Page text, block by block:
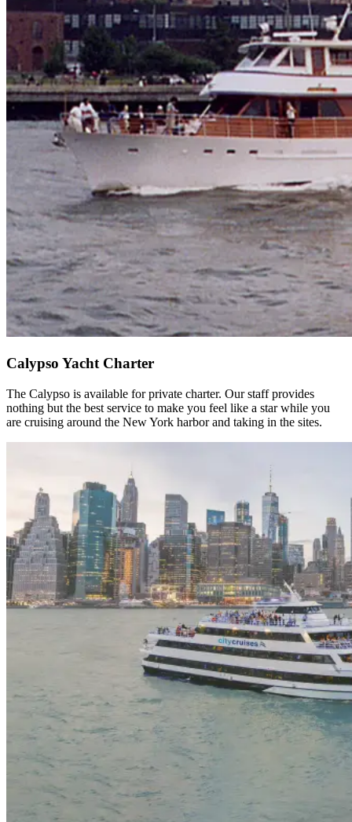
Calypso Yacht Charter​​​​‌ ‍ ​‍​‍‌‍ ‌ ​‍‌‍‍‌‌‍‌ ‌‍‍‌‌‍ ‍​‍​‍​ ‍‍​‍​‍‌ ​ ‌‍​‌‌‍ ‍‌‍‍‌‌ ‌​‌ ‍‌​‍ ‍‌‍‍‌‌‍ ​‍​‍​‍ ​​‍​‍‌‍‍​‌ ​‍‌‍‌‌‌‍‌‍​‍​‍​ ‍‍​‍​‍‌‍‍​‌ ‌​‌ ‌​‌ ​​‌ ​ ​ ‍‍​‍ ​‍ ‌‍​ ‌‍‍​‌‍‌‌‌‍ ​‌ ​ ‌‍‌‌‌‍​‌‌ ​​‌‍‍‌‌‍‌‌‌ ​‍‌ ​ ​‍ ‍‌ ​ ‌‍​‌‌‍ ‍‌‍‍‌‌ ‌​‌ ‍‌​‍ ‍‌ ​ ‌ ‌​‌ ‌‌‌‍‌​‌‍‍‌‌‍ ​‍ ‌‍‍‌‌‍ ‍‌ ‌​‌‍‌‌‌‍ ‍‌ ‌​​‍ ‌‍‌‌‌‍‌​‌‍‍‌‌ ‌​​‍ ‌‍ ‌‌‍ ‌‍‌​‌‍‌‌​ ‌‌ ​​‌ ​‍‌‍‌‌‌ ​ ‌‍‌‌‌‍ ‍‌ ‌​‌‍​‌‌ ‌​‌‍‍‌‌‍ ‌‍ ‍​ ‍ ‌‍‍‌‌‍‌​​ ‌​ ​‍​ ‌‌‌‍​ ‌‍‌‌​ ‌​‌‍​‍‌‍​‍‌‍​‌​‍ ‌​ ‌​​ ​​‌‍​‍​ ‌‍​‍ ‌​ ‌​‌‍‌‍‌‍​‌​ ‍​​‍ ‌‌‍​‌‌‍​‌‌‍‌‌​ ‍‌​‍ ‌​ ‌​​ ‌‌​ ‌ ​ ‌‌​ ‍‌​ ‌‌​ ‍‌‌‍​ ‌‍​‍​ ‌ ‌‍‌​​ ​ ​ ‍ ‌ ‌​‌ ‍‌‌ ​​‌‍‌‌​ ‌‌ ​​‌‍​‌‌‍‌ ‌‍‌‌​ ‍ ‌ ​​‌‍​‌‌ ‌​‌‍‍​​ ‌‌ ​​‌‍​‌‌‍‌ ‌‍‌‌‌​​‍‌ ‌‌‌‍‍‌‌‍ ​‌‍‌​‌‍‌‌‌ ​‍​‍‌‌​ ‌‌‌​​‍‌‌ ‌‍‍ ‌‍‌‌‌ ‍‌​‍‌‌​ ​ ‌​‌​​‍‌‌​ ​ ‌​‌​​‍‌‌​ ​‍​ ​‍​ ‍​​ ​ ‌‍​‍‌‍​‌​ ‍​​ ​ ‌‍‌​​ ‌ ​ ‍​​ ‍​​ ‍​‌‍​‍​‍‌‌​ ​‍​ ​‍​‍‌‌​ ‌‌‌​‌​​‍ ‍‌‍​ ‌‍​‌‌ ​‍‌‍ ‌ ‌‌‌ ​ ‌‍‌‌‌‍ ​‌​‍‌‌ ‌​‌‍‌‌‌‍ ‌‌ ​ ​‍‌‌​ ‌‌‌​​‍‌‌ ‌‍‍ ‌‍‌‌‌ ‍‌​‍‌‌​ ​ ‌​‌​​‍‌‌​ ​ ‌​‌​​‍‌‌​ ​‍​ ​‍‌‍‌‍​ ‌​​ ​‌​ ‌ ​ ​‌​ ​ ​ ‌​​ ‌​​ ​‌​ ​‌‌‍​ ​ ​ ​‍‌‌​ ​‍​ ​‍​‍‌‌​ ‌‌‌​‌​​‍ ‍‌‍​ ‌‍​‌‌ ​‍‌‍‌​‌‌‌​‌‍‍‌‌ ‌​‌‍ ​‌‍‌‌​ ‌‍​‍‌‍​‌‌ ​ ‌‍‌‌‌‌‌‌‌ ​‍‌‍ ​​ ‌‌‍‍​‌ ‌​‌ ‌​‌ ​​‌ ​ ​‍‌‌​ ​ ‌​​‌​‍‌‌​ ​‍‌​‌‍​‍‌‌​ ​‍‌​‌‍‌‍​ ‌‍‍​‌‍‌‌‌‍ ​‌ ​ ‌‍‌‌‌‍​‌‌ ​​‌‍‍‌‌‍‌‌‌ ​‍‌ ​ ​‍ ‍‌ ​ ‌‍​‌‌‍ ‍‌‍‍‌‌ ‌​‌ ‍‌​‍ ‍‌ ​ ‌ ‌​‌ ‌‌‌‍‌​‌‍‍‌‌‍ ​‍‌‍‌‍‍‌‌‍‌​​ ‌​ ​‍​ ‌‌‌‍​ ‌‍‌‌​ ‌​‌‍​‍‌‍​‍‌‍​‌​‍ ‌​ ‌​​ ​​‌‍​‍​ ‌‍​‍ ‌​ ‌​‌‍‌‍‌‍​‌​ ‍​​‍ ‌‌‍​‌‌‍​‌‌‍‌‌​ ‍‌​‍ ‌​ ‌​​ ‌‌​ ‌ ​ ‌‌​ ‍‌​ ‌‌​ ‍‌‌‍​ ‌‍​‍​ ‌ ‌‍‌​​ ​ ​‍‌‍‌ ‌​‌ ‍‌‌ ​​‌‍‌‌​ ‌‌ ​​‌‍​‌‌‍‌ ‌‍‌‌​‍‌‍‌ ​​‌‍​‌‌ ‌​‌‍‍​​ ‌‌ ​​‌‍​‌‌‍‌ ‌‍‌‌‌​​‍‌ ‌‌‌‍‍‌‌‍ ​‌‍‌​‌‍‌‌‌ ​‍​‍‌‌​ ‌‌‌​​‍‌‌ ‌‍‍ ‌‍‌‌‌ ‍‌​‍‌‌​ ​ ‌​‌​​‍‌‌​ ​ ‌​‌​​‍‌‌​ ​‍​ ​‍​ ‍​​ ​ ‌‍​‍‌‍​‌​ ‍​​ ​ ‌‍‌​​ ‌ ​ ‍​​ ‍​​ ‍​‌‍​‍​‍‌‌​ ​‍​ ​‍​‍‌‌​ ‌‌‌​‌​​‍ ‍‌‍​ ‌‍​‌‌ ​‍‌‍ ‌ ‌‌‌ ​ ‌‍‌‌‌‍ ​‌​‍‌‌ ‌​‌‍‌‌‌‍ ‌‌ ​ ​‍‌‌​ ‌‌‌​​‍‌‌ ‌‍‍ ‌‍‌‌‌ ‍‌​‍‌‌​ ​ ‌​‌​​‍‌‌​ ​ ‌​‌​​‍‌‌​ ​‍​ ​‍‌‍‌‍​ ‌​​ ​‌​ ‌ ​ ​‌​ ​ ​ ‌​​ ‌​​ ​‌​ ​‌‌‍​ ​ ​ ​‍‌‌​ ​‍​ ​‍​‍‌‌​ ‌‌‌​‌​​‍ ‍‌‍​ ‌‍​‌‌ ​‍‌‍‌​‌‌‌​‌‍‍‌‌ ‌​‌‍ ​‌‍‌‌​‍‌‍‌ ​​‌‍‌‌‌ ​‍‌ ​ ‌ ​​‌‍‌‌‌‍​ ‌ ‌​‌‍‍‌‌ ‌‍‌‍‌‌​ ‌‌ ​​‌ ‌‌‌‍​‍‌‍ ​‌‍‍‌‌ ​ ‌‍‍​‌‍‌‌‌‍‌​​‍​‍‌ ‌
The Calypso is available for private charter. Our staff provides
nothing but the best service to make you feel like a star while you
are cruising around the New York harbor and taking in the sites.​​​​‌ ‍ ​‍​‍‌‍ ‌ ​‍‌‍‍‌‌‍‌ ‌‍‍‌‌‍ ‍​‍​‍​ ‍‍​‍​‍‌ ​ ‌‍​‌‌‍ ‍‌‍‍‌‌ ‌​‌ ‍‌​‍ ‍‌‍‍‌‌‍ ​‍​‍​‍ ​​‍​‍‌‍‍​‌ ​‍‌‍‌‌‌‍‌‍​‍​‍​ ‍‍​‍​‍‌‍‍​‌ ‌​‌ ‌​‌ ​​‌ ​ ​ ‍‍​‍ ​‍ ‌‍​ ‌‍‍​‌‍‌‌‌‍ ​‌ ​ ‌‍‌‌‌‍​‌‌ ​​‌‍‍‌‌‍‌‌‌ ​‍‌ ​ ​‍ ‍‌ ​ ‌‍​‌‌‍ ‍‌‍‍‌‌ ‌​‌ ‍‌​‍ ‍‌ ​ ‌ ‌​‌ ‌‌‌‍‌​‌‍‍‌‌‍ ​‍ ‌‍‍‌‌‍ ‍‌ ‌​‌‍‌‌‌‍ ‍‌ ‌​​‍ ‌‍‌‌‌‍‌​‌‍‍‌‌ ‌​​‍ ‌‍ ‌‌‍ ‌‍‌​‌‍‌‌​ ‌‌ ​​‌ ​‍‌‍‌‌‌ ​ ‌‍‌‌‌‍ ‍‌ ‌​‌‍​‌‌ ‌​‌‍‍‌‌‍ ‌‍ ‍​ ‍ ‌‍‍‌‌‍‌​​ ‌​ ​‍​ ‌‌‌‍​ ‌‍‌‌​ ‌​‌‍​‍‌‍​‍‌‍​‌​‍ ‌​ ‌​​ ​​‌‍​‍​ ‌‍​‍ ‌​ ‌​‌‍‌‍‌‍​‌​ ‍​​‍ ‌‌‍​‌‌‍​‌‌‍‌‌​ ‍‌​‍ ‌​ ‌​​ ‌‌​ ‌ ​ ‌‌​ ‍‌​ ‌‌​ ‍‌‌‍​ ‌‍​‍​ ‌ ‌‍‌​​ ​ ​ ‍ ‌ ‌​‌ ‍‌‌ ​​‌‍‌‌​ ‌‌ ​​‌‍​‌‌‍‌ ‌‍‌‌​ ‍ ‌ ​​‌‍​‌‌ ‌​‌‍‍​​ ‌‌ ​​‌‍​‌‌‍‌ ‌‍‌‌‌​​‍‌ ‌‌‌‍‍‌‌‍ ​‌‍‌​‌‍‌‌‌ ​‍​‍‌‌​ ‌‌‌​​‍‌‌ ‌‍‍ ‌‍‌‌‌ ‍‌​‍‌‌​ ​ ‌​‌​​‍‌‌​ ​ ‌​‌​​‍‌‌​ ​‍​ ​‍​ ‍​​ ​ ‌‍​‍‌‍​‌​ ‍​​ ​ ‌‍‌​​ ‌ ​ ‍​​ ‍​​ ‍​‌‍​‍​‍‌‌​ ​‍​ ​‍​‍‌‌​ ‌‌‌​‌​​‍ ‍‌‍​ ‌‍​‌‌ ​‍‌‍ ‌ ‌‌‌ ​ ‌‍‌‌‌‍ ​‌​‍‌‌ ‌​‌‍‌‌‌‍ ‌‌ ​ ​‍‌‌​ ‌‌‌​​‍‌‌ ‌‍‍ ‌‍‌‌‌ ‍‌​‍‌‌​ ​ ‌​‌​​‍‌‌​ ​ ‌​‌​​‍‌‌​ ​‍​ ​‍‌‍‌‍​ ‌​​ ​‌​ ‌ ​ ​‌​ ​ ​ ‌​​ ‌​​ ​‌​ ​‌‌‍​ ​ ​ ​‍‌‌​ ​‍​ ​‍​‍‌‌​ ‌‌‌​‌​​‍ ‍‌‍​ ‌‍​‌‌ ​‍‌‍‌​‌​‌​‌‍‌‌‌ ​ ‌‍​ ‌ ​‍‌‍‍‌‌ ​​‌ ‌​‌‍‍‌‌‍ ‌‍ ‍​ ‌‍​‍‌‍​‌‌ ​ ‌‍‌‌‌‌‌‌‌ ​‍‌‍ ​​ ‌‌‍‍​‌ ‌​‌ ‌​‌ ​​‌ ​ ​‍‌‌​ ​ ‌​​‌​‍‌‌​ ​‍‌​‌‍​‍‌‌​ ​‍‌​‌‍‌‍​ ‌‍‍​‌‍‌‌‌‍ ​‌ ​ ‌‍‌‌‌‍​‌‌ ​​‌‍‍‌‌‍‌‌‌ ​‍‌ ​ ​‍ ‍‌ ​ ‌‍​‌‌‍ ‍‌‍‍‌‌ ‌​‌ ‍‌​‍ ‍‌ ​ ‌ ‌​‌ ‌‌‌‍‌​‌‍‍‌‌‍ ​‍‌‍‌‍‍‌‌‍‌​​ ‌​ ​‍​ ‌‌‌‍​ ‌‍‌‌​ ‌​‌‍​‍‌‍​‍‌‍​‌​‍ ‌​ ‌​​ ​​‌‍​‍​ ‌‍​‍ ‌​ ‌​‌‍‌‍‌‍​‌​ ‍​​‍ ‌‌‍​‌‌‍​‌‌‍‌‌​ ‍‌​‍ ‌​ ‌​​ ‌‌​ ‌ ​ ‌‌​ ‍‌​ ‌‌​ ‍‌‌‍​ ‌‍​‍​ ‌ ‌‍‌​​ ​ ​‍‌‍‌ ‌​‌ ‍‌‌ ​​‌‍‌‌​ ‌‌ ​​‌‍​‌‌‍‌ ‌‍‌‌​‍‌‍‌ ​​‌‍​‌‌ ‌​‌‍‍​​ ‌‌ ​​‌‍​‌‌‍‌ ‌‍‌‌‌​​‍‌ ‌‌‌‍‍‌‌‍ ​‌‍‌​‌‍‌‌‌ ​‍​‍‌‌​ ‌‌‌​​‍‌‌ ‌‍‍ ‌‍‌‌‌ ‍‌​‍‌‌​ ​ ‌​‌​​‍‌‌​ ​ ‌​‌​​‍‌‌​ ​‍​ ​‍​ ‍​​ ​ ‌‍​‍‌‍​‌​ ‍​​ ​ ‌‍‌​​ ‌ ​ ‍​​ ‍​​ ‍​‌‍​‍​‍‌‌​ ​‍​ ​‍​‍‌‌​ ‌‌‌​‌​​‍ ‍‌‍​ ‌‍​‌‌ ​‍‌‍ ‌ ‌‌‌ ​ ‌‍‌‌‌‍ ​‌​‍‌‌ ‌​‌‍‌‌‌‍ ‌‌ ​ ​‍‌‌​ ‌‌‌​​‍‌‌ ‌‍‍ ‌‍‌‌‌ ‍‌​‍‌‌​ ​ ‌​‌​​‍‌‌​ ​ ‌​‌​​‍‌‌​ ​‍​ ​‍‌‍‌‍​ ‌​​ ​‌​ ‌ ​ ​‌​ ​ ​ ‌​​ ‌​​ ​‌​ ​‌‌‍​ ​ ​ ​‍‌‌​ ​‍​ ​‍​‍‌‌​ ‌‌‌​‌​​‍ ‍‌‍​ ‌‍​‌‌ ​‍‌‍‌​‌​‌​‌‍‌‌‌ ​ ‌‍​ ‌ ​‍‌‍‍‌‌ ​​‌ ‌​‌‍‍‌‌‍ ‌‍ ‍​‍‌‍‌ ​​‌‍‌‌‌ ​‍‌ ​ ‌ ​​‌‍‌‌‌‍​ ‌ ‌​‌‍‍‌‌ ‌‍‌‍‌‌​ ‌‌ ​​‌ ‌‌‌‍​‍‌‍ ​‌‍‍‌‌ ​ ‌‍‍​‌‍‌‌‌‍‌​​‍​‍‌ ‌